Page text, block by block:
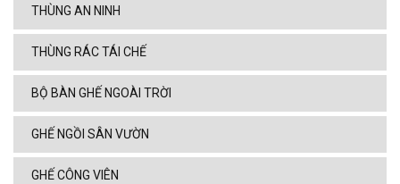
THÙNG AN NINH
THÙNG RÁC TÁI CHẾ
BỘ BÀN GHẾ NGOÀI TRỜI
GHẾ NGỒI SÂN VƯỜN
GHẾ CÔNG VIÊN